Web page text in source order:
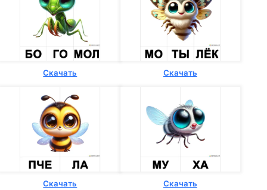
Скачать Скачать
Скачать Скачать